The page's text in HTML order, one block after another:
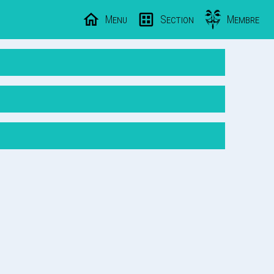
Menu Section Membre